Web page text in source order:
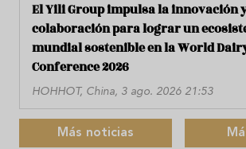
El Yili Group impulsa la innovación
colaboración para lograr un
mundial sostenible en la World
Conference 2026
HOHHOT, China, 3 ago. 2026 21:53
Más noticias